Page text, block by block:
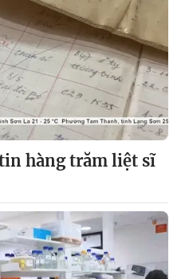
hàng trăm liệt sĩ